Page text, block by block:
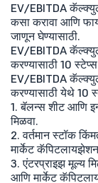
EV/EBITDA
कसा करावा आणि
जाणून घेण्यासाठी.
EV/EBITDA
करण्यासाठी 10 स्टेप्स
EV/EBITDA
करण्यासाठी येथे 10
1. बॅलन्स शीट आणि
मिळवा.
2. वर्तमान स्टॉक
मार्केट
3. एंटरप्राइझ मूल्य
आणि मार्केट